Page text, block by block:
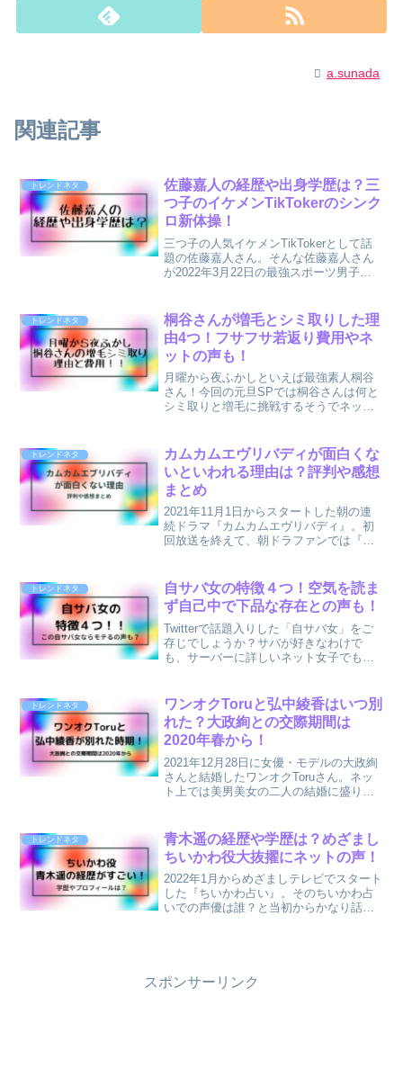
a.sunada
関連記事
トレンドネタ
佐藤嘉人の経歴や出身学歴は？三
つ子のイケメンTikTokerのシンク
ロ新体操！
三つ子の人気イケメンTikTokerとして話
題の佐藤嘉人さん。そんな佐藤嘉人さん
が2022年3月22日の最強スポーツ男子頂
ケメンTikTokerだけでなく、三つ子での
シ...
トレンドネタ
桐谷さんが増毛とシミ取りした理
由4つ！フサフサ若返り費用やネ
ットの声も！
月曜から夜ふかしといえば最強素人桐谷
さん！今回の元旦SPでは桐谷さんは何と
シミ取りと増毛に挑戦するそうでネット
ますが、その容姿は薄毛やシミが気にな
るメガネのイメー...
トレンドネタ
カムカムエヴリバディが面白くな
いといわれる理由は？評判や感想
まとめ
2021年11月1日からスタートした朝の連
続ドラマ『カムカムエヴリバディ』。初
回放送を終えて、朝ドラファンでは『面
も『面白くない』という意見もすでにあ
り賛否両論のようです...
トレンドネタ
自サバ女の特徴４つ！空気を読ま
ず自己中で下品な存在との声も！
Twitterで話題入りした「自サバ女」をご
存じでしょうか？サバが好きなわけで
も、サーバーに詳しいネット女子でもあ
いつの時代も人気のある存在ですよね！
しかしこの「サバサ...
トレンドネタ
ワンオクToruと弘中綾香はいつ別
れた？大政絢との交際期間は
2020年春から！
2021年12月28日に女優・モデルの大政絢
さんと結婚したワンオクToruさん。ネッ
ト上では美男美女の二人の結婚に盛り上
なるのは元カノの存在ですよね！ワンオ
クTor...
トレンドネタ
青木遥の経歴や学歴は？めざまし
ちいかわ役大抜擢にネットの声！
2022年1月からめざましテレビでスタート
した『ちいかわ占い』。そのちいかわ占
いでの声優は誰？と当初からかなり話題
スポンサーリンク